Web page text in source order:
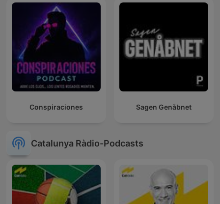
Conspiraciones Sagen Genåbnet
Catalunya Ràdio-Podcasts